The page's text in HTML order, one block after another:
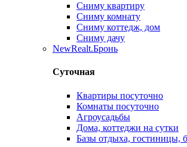
Сниму квартиру
Сниму комнату
Сниму коттедж, дом
Сниму дачу
NewRealt.Бронь
Суточная
Квартиры посуточно
Комнаты посуточно
Агроусадьбы
Дома, коттеджи на сутки
Базы отдыха, гостиницы,